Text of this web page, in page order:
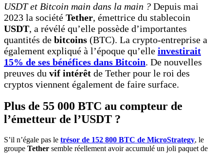
USDT et Bitcoin main dans la main ? Depuis mai
2023 la société Tether, émettrice du stablecoin
USDT, a révélé qu’elle possède d’importantes
quantités de bitcoins (BTC). La crypto-entreprise a
également expliqué à l’époque qu’elle investirait
15% de ses bénéfices dans Bitcoin. De nouvelles
preuves du vif intérêt de Tether pour le roi des
cryptos viennent également de faire surface.
Plus de 55 000 BTC au compteur de
l’émetteur de l’USDT ?
S’il n’égale pas le trésor de 152 800 BTC de MicroStrategy, le
groupe Tether semble réellement avoir accumulé un joli paquet de